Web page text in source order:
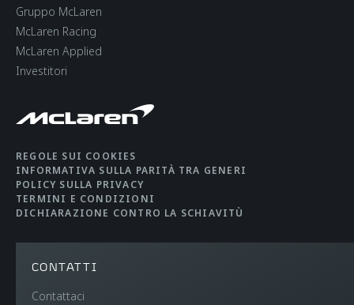
Gruppo McLaren
McLaren Racing
McLaren Applied
Investitori
REGOLE SUI COOKIES
INFORMATIVA SULLA PARITÀ TRA GENERI
POLICY SULLA PRIVACY
TERMINI E CONDIZIONI
DICHIARAZIONE CONTRO LA SCHIAVITÙ
CONTATTI
Contattaci